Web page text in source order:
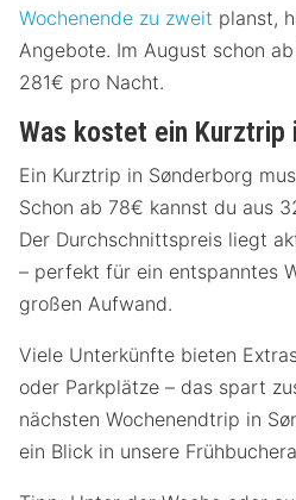
Wochenende zu zweit planst,
Angebote. Im August schon
281€ pro Nacht.
Was kostet ein Kurztrip
Ein Kurztrip in Sønderborg
Schon ab 78€ kannst du aus
Der Durchschnittspreis liegt
– perfekt für ein entspanntes
großen Aufwand.
Viele Unterkünfte bieten
oder Parkplätze – das spart
nächsten Wochenendtrip in
ein Blick in unsere